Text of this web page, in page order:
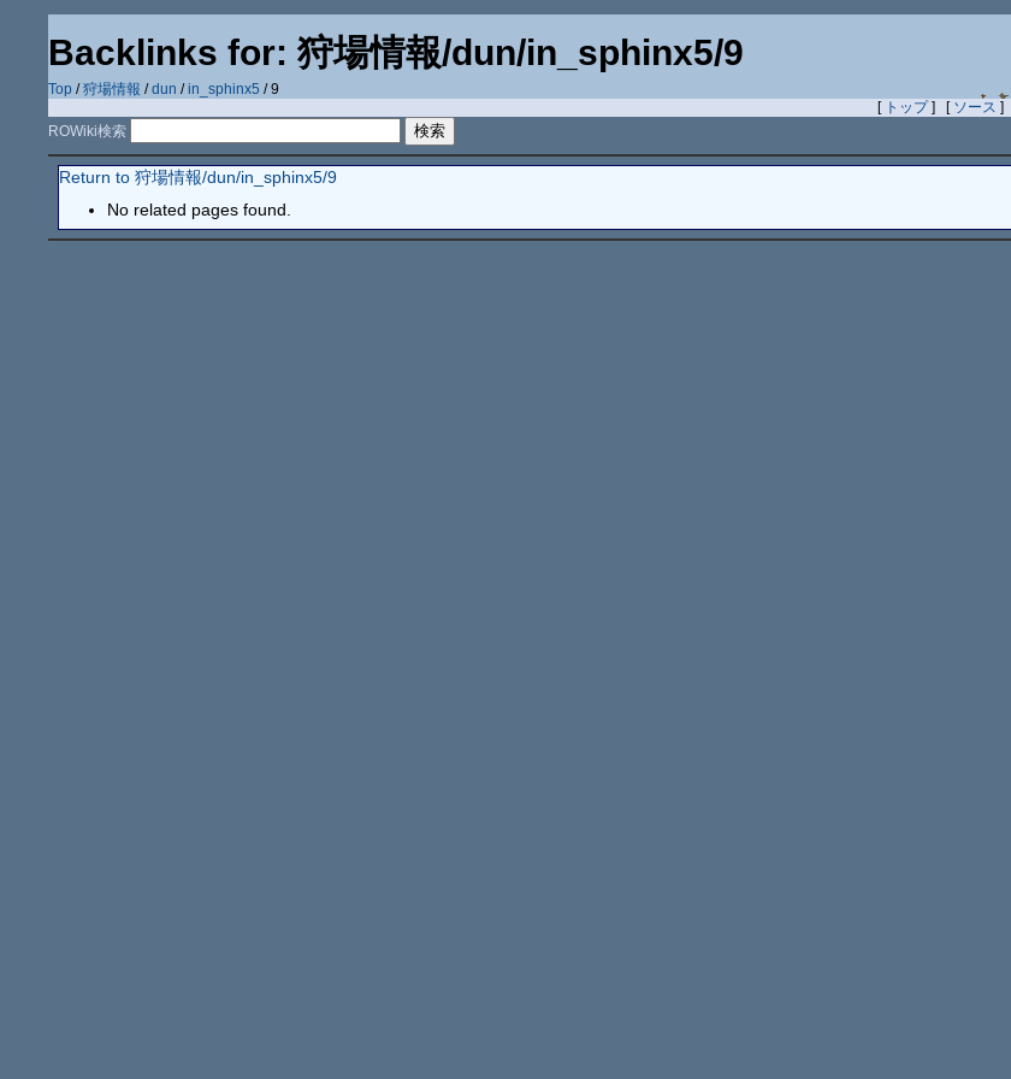
Backlinks for: 狩場情報/dun/in_sphinx5/9
Top /狩場情報 /dun /in_sphinx5 / 9
[ トップ] [ ソース ]
ROWiki検索
Return to 狩場情報/dun/in_sphinx5/9
No related pages found.